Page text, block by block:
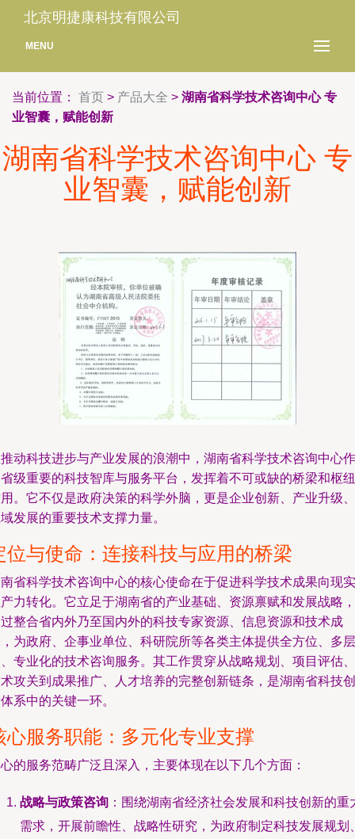
北京明捷康科技有限公司
MENU
当前位置： 首页 > 产品大全 > 湖南省科学技术咨询中心 专
业智囊，赋能创新
湖南省科学技术咨询中心 专
业智囊，赋能创新
动科技进步与产业发展的浪潮中，湖南省科学技术咨询中心作
级重要的科技智库与服务平台，发挥着不可或缺的桥梁和枢纽
。它不仅是政府决策的科学外脑，更是企业创新、产业升级、
发展的重要技术支撑力量。
位与使命：连接科技与应用的桥梁
省科学技术咨询中心的核心使命在于促进科学技术成果向现实
力转化。它立足于湖南省的产业基础、资源禀赋和发展战略，
整合省内外乃至国内外的科技专家资源、信息资源和技术成
为政府、企事业单位、科研院所等各类主体提供全方位、多层
专业化的技术咨询服务。其工作贯穿从战略规划、项目评估、
攻关到成果推广、人才培养的完整创新链条，是湖南省科技创
系中的关键一环。
心服务职能：多元化专业支撑
的服务范畴广泛且深入，主要体现在以下几个方面：
战略与政策咨询 ：围绕湖南省经济社会发展和科技创新的重
需求，开展前瞻性、战略性研究，为政府制定科技发展规划